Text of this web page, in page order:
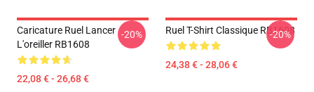
Caricature Ruel Lancer
L'oreiller RB1608
22,08 € - 26,68 €
-20% Ruel T-Shirt Classique RB1608
24,38 € - 28,06 €
-20%